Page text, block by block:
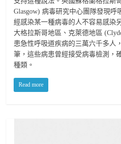
Glasgow) 病毒研究中心團隊發現
經感染某一種病毒的人不容易感染
大格拉斯哥地區、克萊德地區
患急性呼吸道疾病的三萬六千多人
筆，這些病患曾經接受病毒檢測，
種類。
Read more